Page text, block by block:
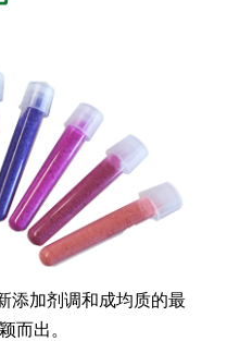
添加剂调和成均质的最
而出。